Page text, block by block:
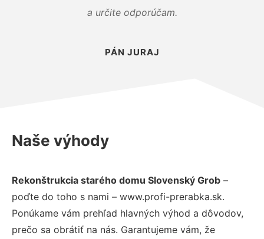
a určite odporúčam.
PÁN JURAJ
Naše výhody
Rekonštrukcia starého domu Slovenský Grob –
poďte do toho s nami – www.profi-prerabka.sk.
Ponúkame vám prehľad hlavných výhod a dôvodov,
prečo sa obrátiť na nás. Garantujeme vám, že